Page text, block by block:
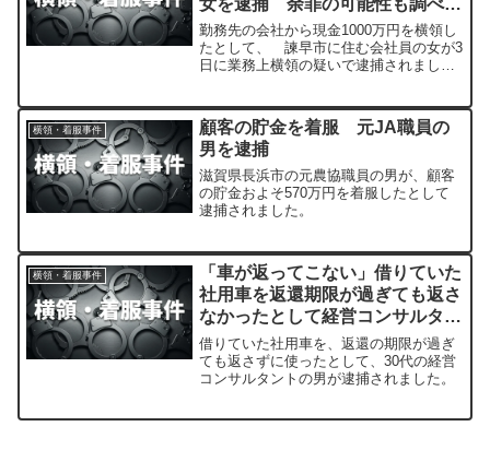
【長崎】
勤務先の会社から現金1000万円を横領し
たとして、 諫早市に住む会社員の女が3
日に業務上横領の疑いで逮捕されまし
横領・着服事件
顧客の貯金を着服 元JA職員の
男を逮捕
滋賀県長浜市の元農協職員の男が、顧客
の貯金およそ570万円を着服したとして
逮捕されました。
横領・着服事件
「車が返ってこない」借りていた
社用車を返還期限が過ぎても返さ
なかったとして経営コンサルタン
トを逮捕
借りていた社用車を、返還の期限が過ぎ
ても返さずに使ったとして、30代の経営
コンサルタントの男が逮捕されました。